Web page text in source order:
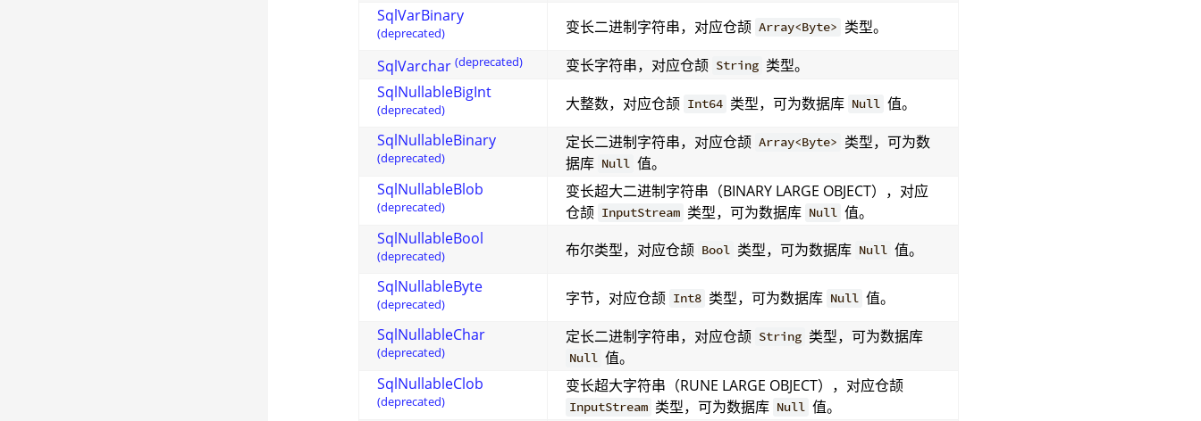
SqlVarBinary
(deprecated) 变长二进制字符串，对应仓颉 Array<Byte> 类型。
SqlVarchar (deprecated) 变长字符串，对应仓颉 String 类型。
SqlNullableBigInt
(deprecated) 大整数，对应仓颉 Int64 类型，可为数据库 Null 值。
SqlNullableBinary
(deprecated)
定长二进制字符串，对应仓颉 Array<Byte> 类型，可为数
据库 Null 值。
SqlNullableBlob
(deprecated)
变长超大二进制字符串（BINARY LARGE OBJECT），对应
仓颉 InputStream 类型，可为数据库 Null 值。
SqlNullableBool
(deprecated) 布尔类型，对应仓颉 Bool 类型，可为数据库 Null 值。
SqlNullableByte
(deprecated) 字节，对应仓颉 Int8 类型，可为数据库 Null 值。
SqlNullableChar
(deprecated)
定长二进制字符串，对应仓颉 String 类型，可为数据库
Null 值。
SqlNullableClob
(deprecated)
变长超大字符串（RUNE LARGE OBJECT），对应仓颉
InputStream 类型，可为数据库 Null 值。